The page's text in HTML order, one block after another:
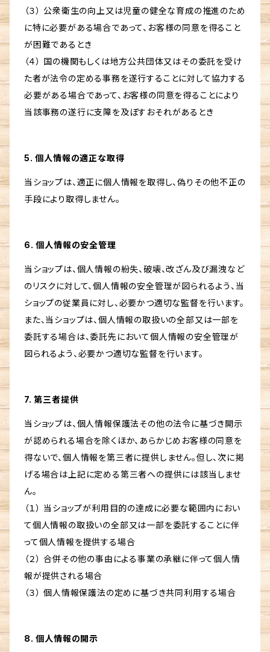
（３） 公衆衛生の向上又は児童の健全な育成の推進のため
に特に必要がある場合であって、お客様の同意を得ること
が困難であるとき
（４） 国の機関もしくは地方公共団体又はその委託を受け
た者が法令の定める事務を遂行することに対して協力する
必要がある場合であって、お客様の同意を得ることにより
当該事務の遂行に支障を及ぼすおそれがあるとき
5. 個人情報の適正な取得
当ショップは、適正に個人情報を取得し、偽りその他不正の
手段により取得しません。
6. 個人情報の安全管理
当ショップは、個人情報の紛失、破壊、改ざん及び漏洩など
のリスクに対して、個人情報の安全管理が図られるよう、当
ショップの従業員に対し、必要かつ適切な監督を行います。
また、当ショップは、個人情報の取扱いの全部又は一部を
委託する場合は、委託先において個人情報の安全管理が
図られるよう、必要かつ適切な監督を行います。
7. 第三者提供
当ショップは、個人情報保護法その他の法令に基づき開示
が認められる場合を除くほか、あらかじめお客様の同意を
得ないで、個人情報を第三者に提供しません。但し、次に掲
げる場合は上記に定める第三者への提供には該当しませ
ん。
（１） 当ショップが利用目的の達成に必要な範囲内におい
て個人情報の取扱いの全部又は一部を委託することに伴
って個人情報を提供する場合
（２） 合併その他の事由による事業の承継に伴って個人情
報が提供される場合
（３） 個人情報保護法の定めに基づき共同利用する場合
8. 個人情報の開示